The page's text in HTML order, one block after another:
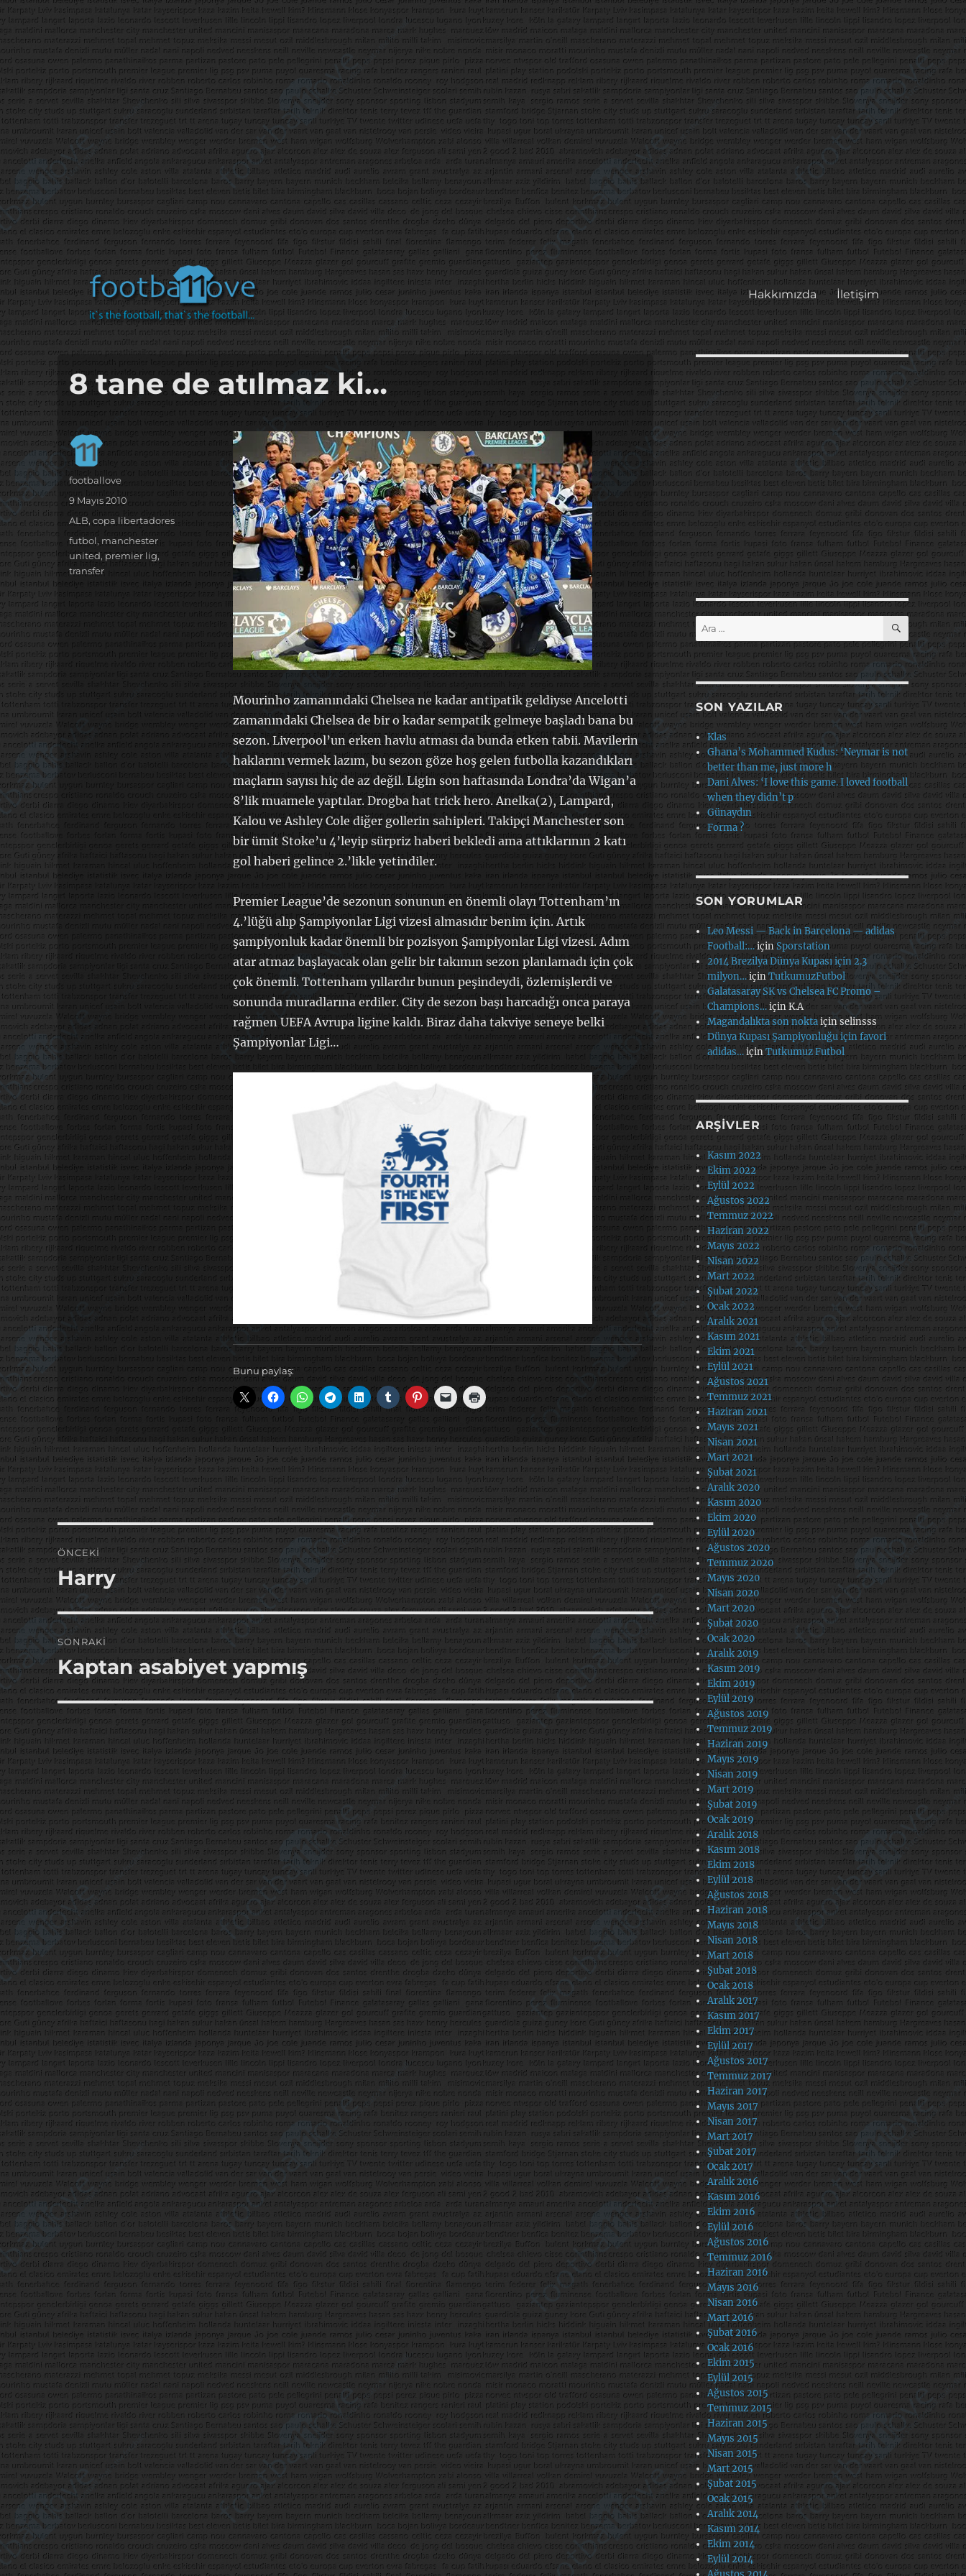
footbaLLove
it's the football, that's the football…
Hakkımızda İletişim
8 tane de atılmaz ki…
Mourinho zamanındaki Chelsea ne kadar antipatik geldiyse Ancelotti
zamanındaki Chelsea de bir o kadar sempatik gelmeye başladı bana bu
sezon. Liverpool’un erken havlu atması da bunda etken tabii. Mavilerin
haklarını vermek lazım, bu sezon göze hoş gelen futbolla kazandıkları
maçların sayısı hiç de az değil. Ligin son haftasında Londra’da Wigan’a
8’lik muamele yaptılar. Drogba hat trick hero. Anelka(2), Lampard,
Kalou ve Ashley Cole diğer gollerin sahipleri. Takipçi Manchester son
bir ümit Stoke’u 4’leyip sürpriz haberi bekledi ama attıklarının 2 katı
gol haberi gelince 2.’likle yetindiler.
Premier League’de sezonun sonunun en önemli olayı Tottenham’ın
4.’lüğü alıp Şampiyonlar Ligi vizesi almasıdır benim için. Artık
şampiyonluk kadar önemli bir pozisyon Şampiyonlar Ligi vizesi. Adım
atar atmaz başlayacak olan gelir bir takımın sezon planlamadı için çok
çok önemli. Tottenham yıllardır bunun peşindeydi, özlemişlerdi ve
sonunda muradlarına erdiler. City de sezon başı harcadığı onca paraya
rağmen UEFA Avrupa ligine kaldı. Biraz daha takviye seneye belki
Şampiyonlar Ligi…
Bunu paylaş:
Yazar
footballove
Yayın
tarihi
9 Mayıs 2010
Kategoriler
ALB,copa libertadores
Etiketler
futbol, manchester
united, premier lig,
transfer
Yazı
gezinmesi
ÖNCEKI
Önceki
yazı:
Harry
SONRAKI
Sonraki
yazı:
Kaptan asabiyet yapmış
Ara: ARA
SON YAZILAR
Klas
Ghana’s Mohammed Kudus: ‘Neymar is not
better than me, just more h
Dani Alves: ‘I love this game. I loved football
when they didn’t p
Günaydın
Forma ?
SON YORUMLAR
Leo Messi — Back in Barcelona — adidas
Football:…içinSporstation
2014 Brezilya Dünya Kupası için 2.3
milyon…içinTutkumuzFutbol
Galatasaray SK vs Chelsea FC Promo –
Champions…içinK.A
Magandalıkta son noktaiçinselinsss
Dünya Kupası Şampiyonluğu için favori
adidas…içinTutkumuz Futbol
ARŞIVLER
Kasım 2022
Ekim 2022
Eylül 2022
Ağustos 2022
Temmuz 2022
Haziran 2022
Mayıs 2022
Nisan 2022
Mart 2022
Şubat 2022
Ocak 2022
Aralık 2021
Kasım 2021
Ekim 2021
Eylül 2021
Ağustos 2021
Temmuz 2021
Haziran 2021
Mayıs 2021
Nisan 2021
Mart 2021
Şubat 2021
Aralık 2020
Kasım 2020
Ekim 2020
Eylül 2020
Ağustos 2020
Temmuz 2020
Mayıs 2020
Nisan 2020
Mart 2020
Şubat 2020
Ocak 2020
Aralık 2019
Kasım 2019
Ekim 2019
Eylül 2019
Ağustos 2019
Temmuz 2019
Haziran 2019
Mayıs 2019
Nisan 2019
Mart 2019
Şubat 2019
Ocak 2019
Aralık 2018
Kasım 2018
Ekim 2018
Eylül 2018
Ağustos 2018
Haziran 2018
Mayıs 2018
Nisan 2018
Mart 2018
Şubat 2018
Ocak 2018
Aralık 2017
Kasım 2017
Ekim 2017
Eylül 2017
Ağustos 2017
Temmuz 2017
Haziran 2017
Mayıs 2017
Nisan 2017
Mart 2017
Şubat 2017
Ocak 2017
Aralık 2016
Kasım 2016
Ekim 2016
Eylül 2016
Ağustos 2016
Temmuz 2016
Haziran 2016
Mayıs 2016
Nisan 2016
Mart 2016
Şubat 2016
Ocak 2016
Ekim 2015
Eylül 2015
Ağustos 2015
Temmuz 2015
Haziran 2015
Mayıs 2015
Nisan 2015
Mart 2015
Şubat 2015
Ocak 2015
Aralık 2014
Kasım 2014
Ekim 2014
Eylül 2014